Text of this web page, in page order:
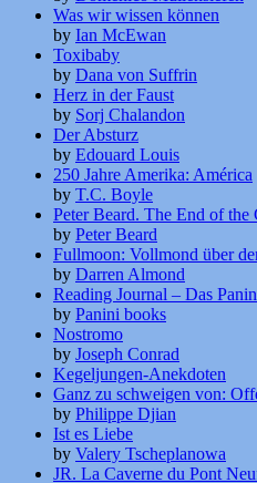
Was wir wissen können
by Ian McEwan
Toxibaby
by Dana von Suffrin
Herz in der Faust
by Sorj Chalandon
Der Absturz
by Edouard Louis
250 Jahre Amerika: América
by T.C. Boyle
Peter Beard. The End of the
by Peter Beard
Fullmoon: Vollmond über
by Darren Almond
Reading Journal – Das
by Panini books
Nostromo
by Joseph Conrad
Kegeljungen-Anekdoten
Ganz zu schweigen von:
by Philippe Djian
Ist es Liebe
by Valery Tscheplanowa
JR. La Caverne du Pont